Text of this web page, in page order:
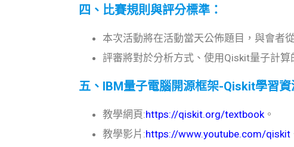
四、比賽規則與評分標準：
本次活動將在活動當天公佈題目，與會者
評審將對於分析方式、使用Qiskit量子計算
五、IBM量子電腦開源框架-Qiskit學習資
教學網頁:https://qiskit.org/textbook。
教學影片:https://www.youtube.com/qiskit